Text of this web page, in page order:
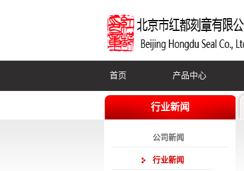
首页 产品中心
行业新闻
公司新闻
行业新闻